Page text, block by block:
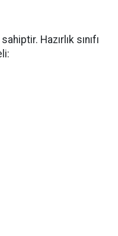
Hazırlık sınıfı